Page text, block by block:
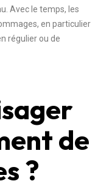
Avec le temps, les
en particulier
régulier ou de
de
?